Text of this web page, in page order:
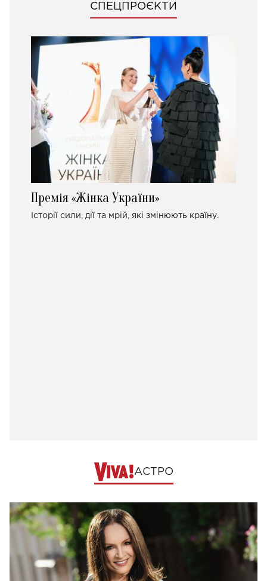
СПЕЦПРОЄКТИ
Премія «Жінка України»
Історії сили, дії та мрій, які змінюють країну.
АСТРО